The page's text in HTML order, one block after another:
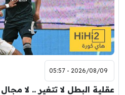
2026/08/09 - 05:57
عقلية البطل لا تتغير .. لا